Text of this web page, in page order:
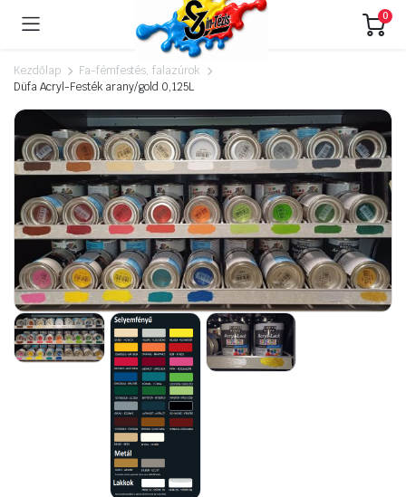
0
Kezdőlap
Fa-fémfestés, falazúrok
Düfa Acryl-Festék arany/gold 0,125L